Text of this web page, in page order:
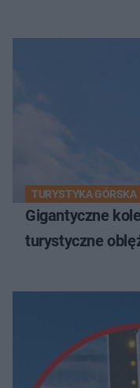
TURYSTYKA GÓRSKA
Gigantyczne
turystyczne